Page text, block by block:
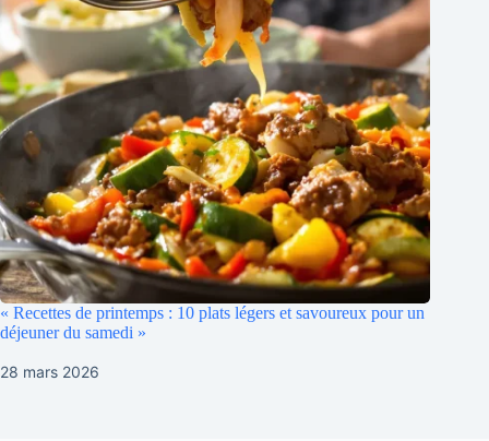
« Recettes de printemps : 10 plats légers et savoureux pour un
déjeuner du samedi »
28 mars 2026